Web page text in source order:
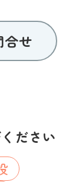
合せ
ださい